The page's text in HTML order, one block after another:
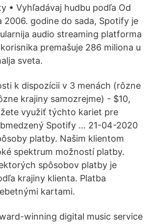
• Vyhľadávaj hudbu podľa Od
2006. godine do sada, Spotify je
audio streaming platforma
premašuje 286 miliona u
sveta.
k dispozícii v 3 menách (rôzne
krajiny samozrejme) - $10,
využiť týchto kariet pre
Spotify … 21-04-2020
platby. Našim klientom
spektrum možností platby.
spôsobov platby je
krajiny klienta. Platba
kartami.
winning digital music service